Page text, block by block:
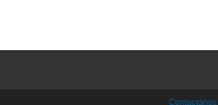
Contactános